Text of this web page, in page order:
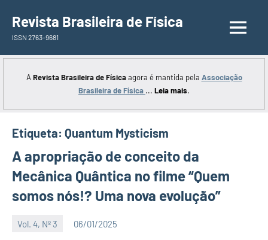
para
conteúdo
Revista Brasileira de Física
ISSN 2763-9681
A Revista Brasileira de Físicaagora é mantida pela Associação
Brasileira de Física ... Leia mais.
Etiqueta: Quantum Mysticism
A apropriação de conceito da
Mecânica Quântica no filme “Quem
somos nós!? Uma nova evolução”
Vol. 4, Nº 3 06/01/2025